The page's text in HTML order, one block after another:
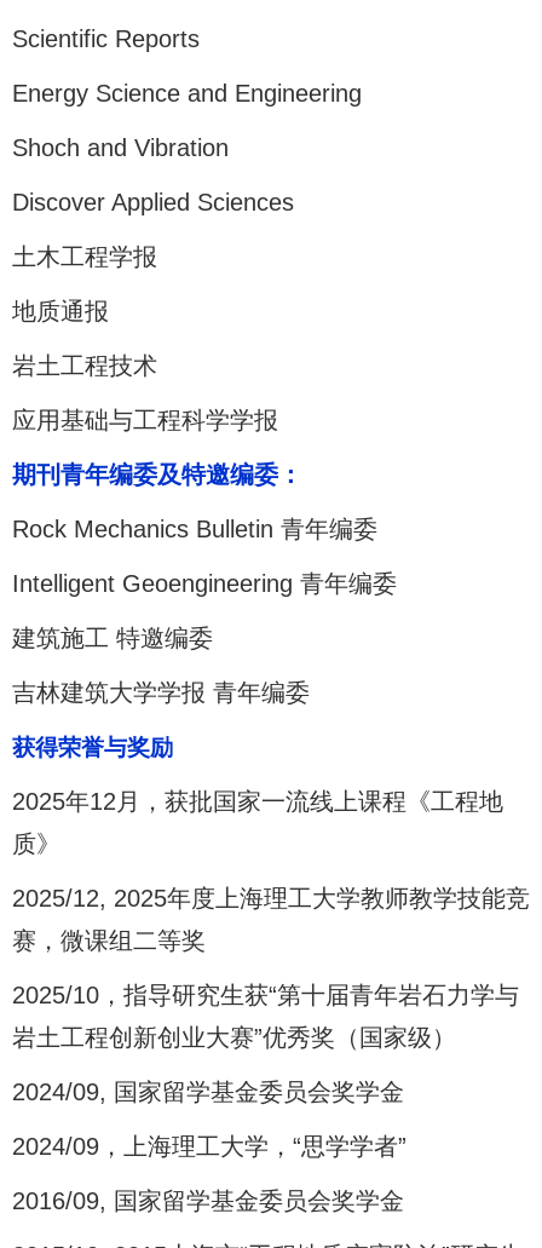
Scientific Reports
Energy Science and Engineering
Shoch and Vibration
Discover Applied Sciences
土木工程学报
地质通报
岩土工程技术
应用基础与工程科学学报
期刊青年编委及特邀编委：
Rock Mechanics Bulletin 青年编委
Intelligent Geoengineering 青年编委
建筑施工 特邀编委
吉林建筑大学学报 青年编委
获得荣誉与奖励
2025年12月，获批国家一流线上课程《工程地
质》
2025/12, 2025年度上海理工大学教师教学技能竞
赛，微课组二等奖
2025/10，指导研究生获“第十届青年岩石力学与
岩土工程创新创业大赛”优秀奖（国家级）
2024/09, 国家留学基金委员会奖学金
2024/09，上海理工大学，“思学学者”
2016/09, 国家留学基金委员会奖学金